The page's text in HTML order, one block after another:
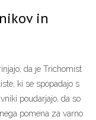
in
da je Trichomist
ki se spopadajo s
poudarjajo, da so
pomena za varno